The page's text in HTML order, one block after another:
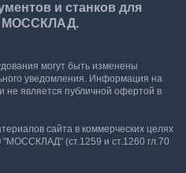
и станков для
МОССКЛАД.
могут быть изменены
уведомления. Информация на
не является публичной офертой в
сайта в коммерческих целях
(ст.1259 и ст.1260 гл.70